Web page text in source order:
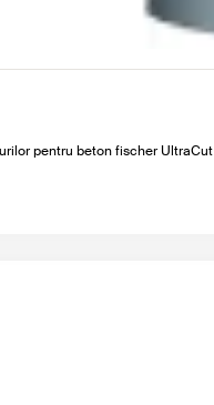
pentru beton fischer UltraCut